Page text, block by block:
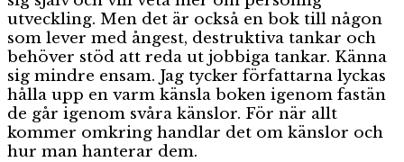
utveckling. Men det är också en bok till någon
som lever med ångest, destruktiva tankar och
behöver stöd att reda ut jobbiga tankar. Känna
sig mindre ensam. Jag tycker författarna lyckas
hålla upp en varm känsla boken igenom fastän
de går igenom svåra känslor. För när allt
kommer omkring handlar det om känslor och
hur man hanterar dem.